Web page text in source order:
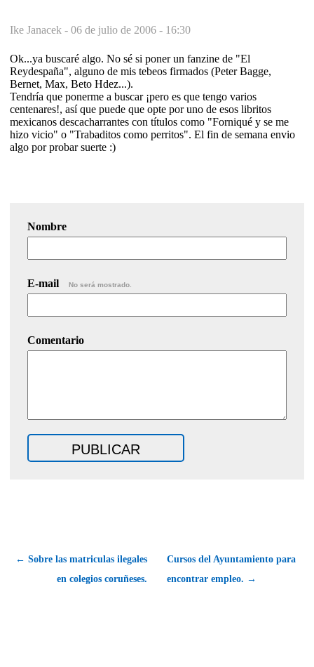
Ike Janacek - 06 de julio de 2006 - 16:30
Ok...ya buscaré algo. No sé si poner un fanzine de "El
Reydespaña", alguno de mis tebeos firmados (Peter Bagge,
Bernet, Max, Beto Hdez...).
Tendría que ponerme a buscar ¡pero es que tengo varios
centenares!, así que puede que opte por uno de esos libritos
mexicanos descacharrantes con títulos como "Forniqué y se me
hizo vicio" o "Trabaditos como perritos". El fin de semana envio
algo por probar suerte :)
Nombre
E-mail No será mostrado.
Comentario
← Sobre las matriculas ilegales
en colegios coruñeses.
Cursos del Ayuntamiento para
encontrar empleo. →